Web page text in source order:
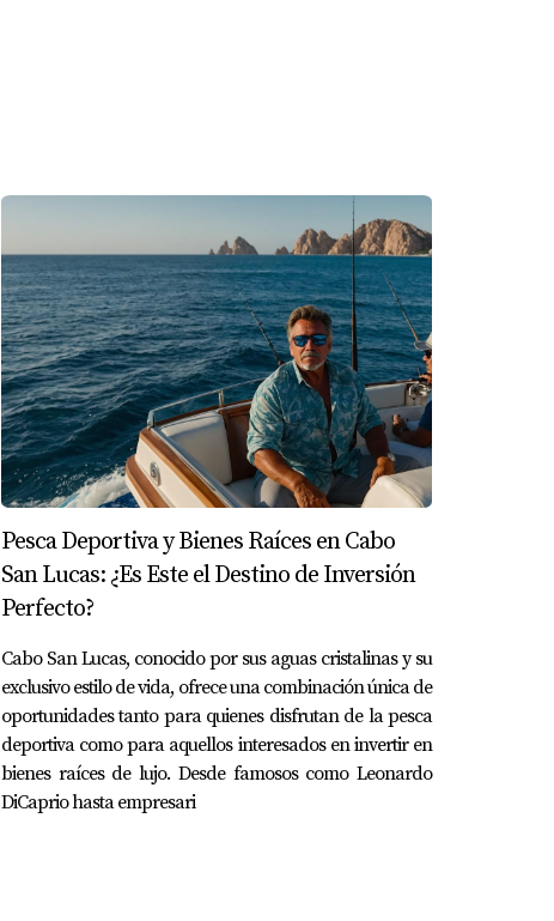
Pesca Deportiva y Bienes Raíces en Cabo
San Lucas: ¿Es Este el Destino de Inversión
Perfecto?
Cabo San Lucas, conocido por sus aguas cristalinas y su
exclusivo estilo de vida, ofrece una combinación única de
oportunidades tanto para quienes disfrutan de la pesca
deportiva como para aquellos interesados en invertir en
bienes raíces de lujo. Desde famosos como Leonardo
DiCaprio hasta empresari